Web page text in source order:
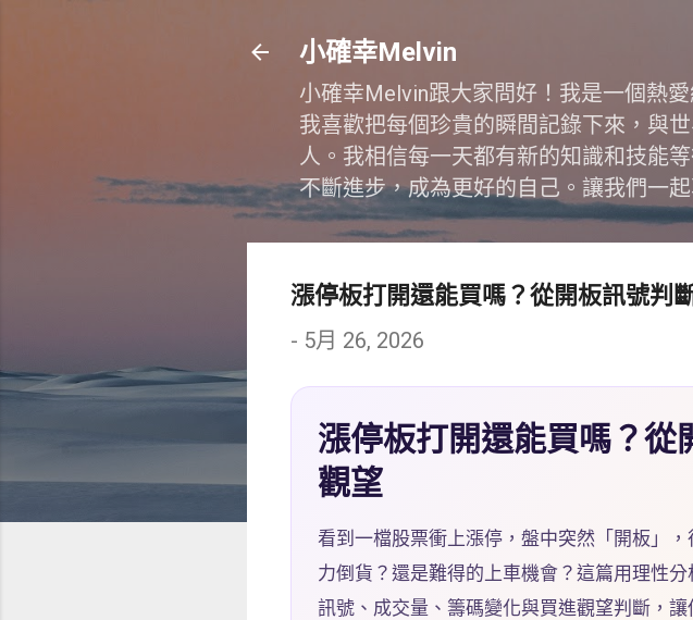
小確幸Melvin
小確幸Melvin跟大家問好！我是一個熱
我喜歡把每個珍貴的瞬間記錄下來，與
人。我相信每一天都有新的知識和技能
不斷進步，成為更好的自己。讓我們一
漲停板打開還能買嗎？從開板訊號判
- 5月 26, 2026
漲停板打開還能買嗎？從
觀望
看到一檔股票衝上漲停，盤中突然「開板」
力倒貨？還是難得的上車機會？這篇用理性
訊號、成交量、籌碼變化與買進觀望判斷，